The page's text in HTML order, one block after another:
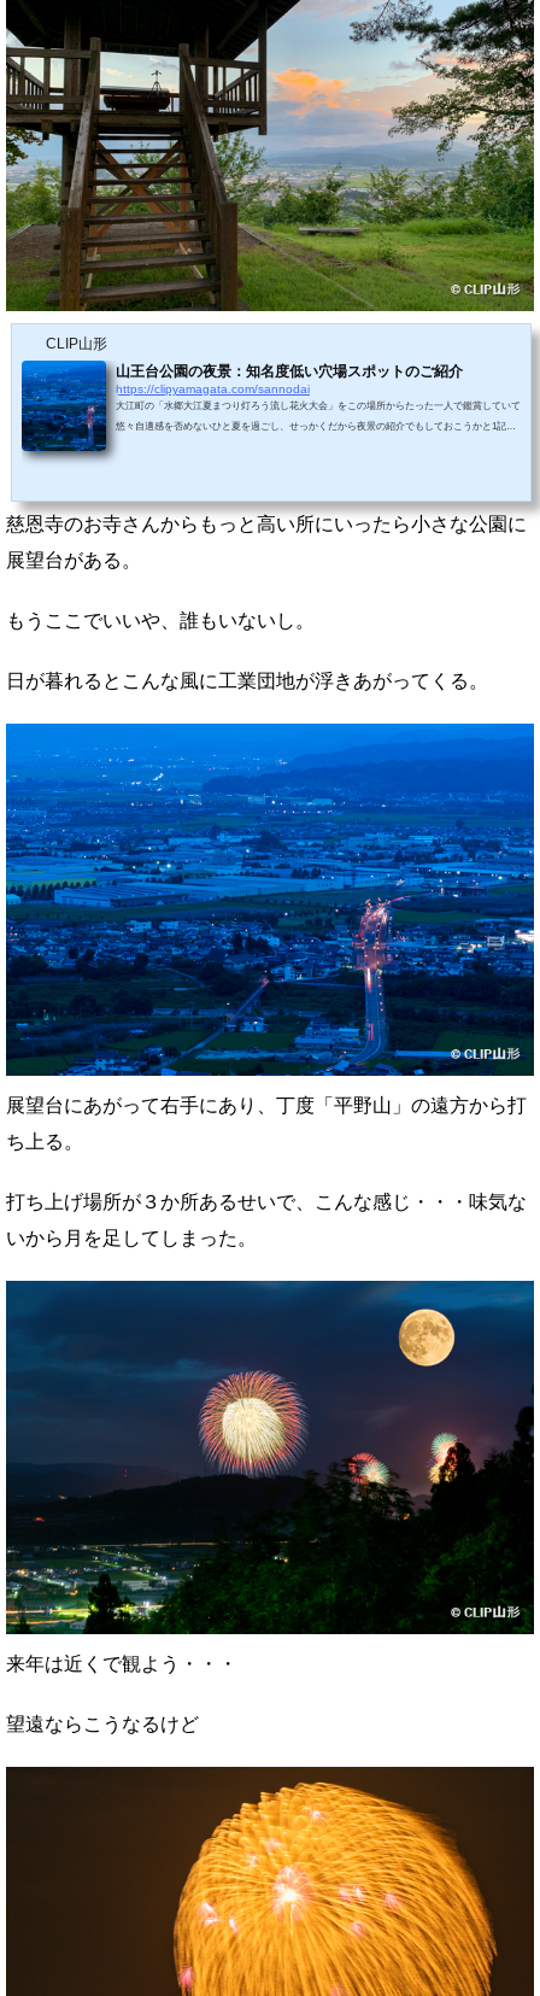
CLIP山形
山王台公園の夜景：知名度低い穴場スポットのご紹介
https://clipyamagata.com/sannodai
大江町の「水郷大江夏まつり灯ろう流し花火大会」をこの場所からたった一人で鑑賞していて
悠々自適感を否めないひと夏を過ごし、せっかくだから夜景の紹介でもしておこうかと1記事
いて寒河江十景に数えられるスポットで、寒河江市慈恩寺地区にある。細い坂道を上ってい
き、公園内...
慈恩寺のお寺さんからもっと高い所にいったら小さな公園に
展望台がある。
もうここでいいや、誰もいないし。
日が暮れるとこんな風に工業団地が浮きあがってくる。
展望台にあがって右手にあり、丁度「平野山」の遠方から打
ち上る。
打ち上げ場所が３か所あるせいで、こんな感じ・・・味気な
いから月を足してしまった。
来年は近くで観よう・・・
望遠ならこうなるけど